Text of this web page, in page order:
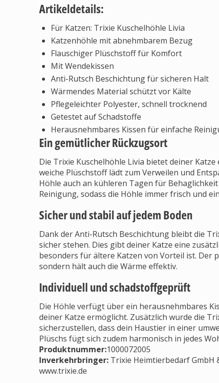
Artikeldetails:
Für Katzen: Trixie Kuschelhöhle Livia
Katzenhöhle mit abnehmbarem Bezug
Flauschiger Plüschstoff für Komfort
Mit Wendekissen
Anti-Rutsch Beschichtung für sicheren Halt
Wärmendes Material schützt vor Kälte
Pflegeleichter Polyester, schnell trocknend
Getestet auf Schadstoffe
Herausnehmbares Kissen für einfache
Ein gemütlicher Rückzugsort
Die Trixie Kuschelhöhle Livia bietet deiner
weiche Plüschstoff lädt zum Verweilen und
Höhle auch an kühleren Tagen für
Reinigung, sodass die Höhle immer frisch und
Sicher und stabil auf jedem Boden
Dank der Anti-Rutsch Beschichtung bleibt die
sicher stehen. Dies gibt deiner Katze eine
besonders für ältere Katzen von Vorteil ist. Der
sondern hält auch die Wärme effektiv.
Individuell und schadstoffgeprüft
Die Höhle verfügt über ein herausnehmbares
deiner Katze ermöglicht. Zusätzlich wurde die
sicherzustellen, dass dein Haustier in einer
Plüschs fügt sich zudem harmonisch in jedes
Produktnummer:1000072005
Inverkehrbringer: Trixie Heimtierbedarf GmbH
www.trixie.de